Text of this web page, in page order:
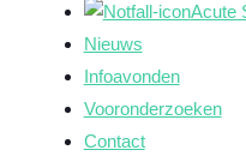
Acute
Nieuws
Infoavonden
Vooronderzoeken
Contact